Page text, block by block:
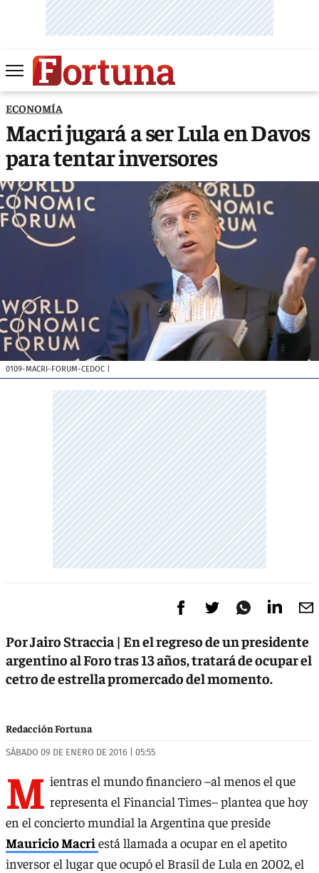
ECONOMÍA
Macri jugará a ser Lula en Davos
para tentar inversores
0109-MACRI-FORUM-CEDOC
Por Jairo Straccia | En el regreso de un presidente
argentino al Foro tras 13 años, tratará de ocupar el
cetro de estrella promercado del momento.
Redacción Fortuna
SÁBADO 09 DE ENERO DE 2016 | 05:55
M ientras el mundo financiero –al menos el que
representa el Financial Times– plantea que hoy
en el concierto mundial la Argentina que preside
Mauricio Macri está llamada a ocupar en el apetito
inversor el lugar que ocupó el Brasil de Lula en 2002, el